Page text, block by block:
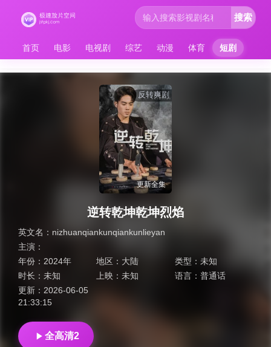
首页 电影 电视剧 综艺 动漫 体育 短剧
搜索
反转爽剧
更新全集
逆转乾坤乾坤烈焰
英文名： nizhuanqiankunqiankunlieyan
主演：
年份： 2024年 地区： 大陆 类型： 未知
时长： 未知 上映：未知 语言： 普通话
更新： 2026-06-05
21:33:15
全高清2